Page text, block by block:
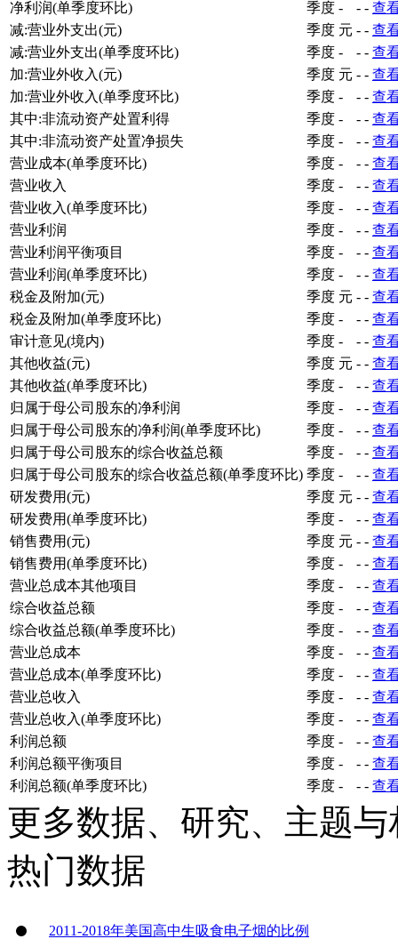
净利润(单季度环比) 季度 - - - 查
减:营业外支出(元)
季度 元 - - 查
减:营业外支出(单季度环比)
季度 - - - 查
加:营业外收入(元)
季度 元 - - 查
加:营业外收入(单季度环比)
季度 - - - 查
其中:非流动资产处置利得
季度 - - - 查
其中:非流动资产处置净损失
季度 - - - 查
营业成本(单季度环比)
季度 - - - 查
营业收入
季度 - - - 查
营业收入(单季度环比)
季度 - - - 查
营业利润
季度 - - - 查
营业利润平衡项目
季度 - - - 查
营业利润(单季度环比)
季度 - - - 查
税金及附加(元)
季度 元 - - 查
税金及附加(单季度环比)
季度 - - - 查
审计意见(境内)
季度 - - - 查
其他收益(元)
季度 元 - - 查
其他收益(单季度环比)
季度 - - - 查
归属于母公司股东的净利润
季度 - - - 查
归属于母公司股东的净利润(单季度环比)
季度 - - - 查
归属于母公司股东的综合收益总额
季度 - - - 查
归属于母公司股东的综合收益总额(单季度环比) 季度 - - - 查
研发费用(元)
季度 元 - - 查
研发费用(单季度环比)
季度 - - - 查
销售费用(元)
季度 元 - - 查
销售费用(单季度环比)
季度 - - - 查
营业总成本其他项目
季度 - - - 查
综合收益总额
季度 - - - 查
综合收益总额(单季度环比)
季度 - - - 查
营业总成本
季度 - - - 查
营业总成本(单季度环比)
季度 - - - 查
营业总收入
季度 - - - 查
营业总收入(单季度环比)
季度 - - - 查
利润总额
季度 - - - 查
利润总额平衡项目
季度 - - - 查
利润总额(单季度环比)
季度 - - - 查
更多数据、研究、主题
热门数据
2011-2018年美国高中生吸食电子烟的比例